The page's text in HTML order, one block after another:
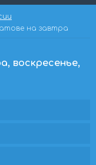
на завтра
воскресенье,